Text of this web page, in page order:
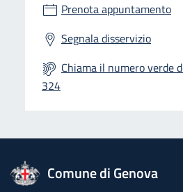
Prenota appuntamento
Segnala disservizio
Chiama il numero verde
324
logo Unione Europea
Comune di Genova